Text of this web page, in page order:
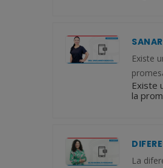
Existe
Existe
la
La